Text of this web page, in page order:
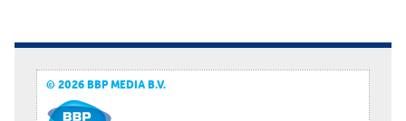
© 2026 BBP MEDIA B.V.